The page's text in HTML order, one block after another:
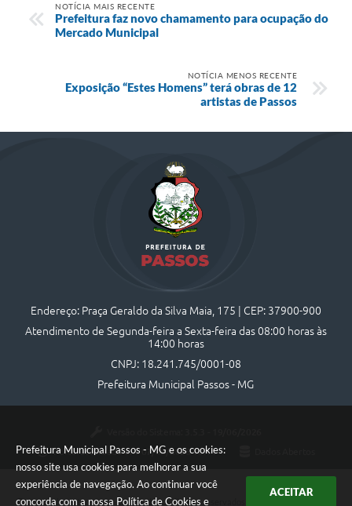
Prefeitura Municipal Passos - MG e os cookies:
nosso site usa cookies para melhorar a sua
experiência de navegação. Ao continuar você
concorda com a nossa Política de Cookies e
ACEITAR
NOTÍCIA MAIS RECENTE
Prefeitura faz novo chamamento para ocupação do
Mercado Municipal
NOTÍCIA MENOS RECENTE
Exposição “Estes Homens” terá obras de 12
artistas de Passos
Endereço: Praça Geraldo da Silva Maia, 175 | CEP: 37900-900
Atendimento de Segunda-feira a Sexta-feira das 08:00 horas às
14:00 horas
CNPJ: 18.241.745/0001-08
Prefeitura Municipal Passos - MG
Portal atualizado em: 07/08/2026 10:44
Copyright Instar - 2006-2026. Todos os direitos reservados -